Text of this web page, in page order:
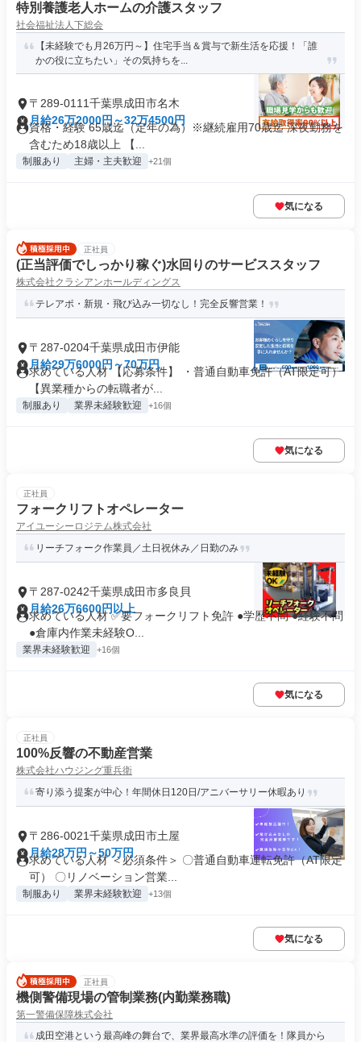
特別養護老人ホームの介護スタッフ
社会福祉法人下総会
【未経験でも月26万円～】住宅手当＆賞与で新生活を応援！「誰
かの役に立ちたい」その気持ちを...
〒289-0111千葉県成田市名木
月給26万2000円～32万4500円
資格・経験 65歳迄（定年の為）※継続雇用70歳迄 深夜勤務を
含むため18歳以上 【...
制服あり 主婦・主夫歓迎 +21個
気になる
正社員
(正当評価でしっかり稼ぐ)水回りのサービススタッフ
株式会社クラシアンホールディングス
テレアポ・新規・飛び込み一切なし！完全反響営業！
〒287-0204千葉県成田市伊能
月給29万6000円～70万円
求めている人材 【応募条件】 ・普通自動車免許（AT限定可）
【異業種からの転職者が...
制服あり 業界未経験歓迎 +16個
気になる
正社員
フォークリフトオペレーター
アイユーシーロジテム株式会社
リーチフォーク作業員／土日祝休み／日勤のみ
〒287-0242千葉県成田市多良貝
月給26万6600円以上
求めている人材 ✅要フォークリフト免許 ●学歴不問 ●経験不問
●倉庫内作業未経験O...
業界未経験歓迎 +16個
気になる
正社員
100%反響の不動産営業
株式会社ハウジング重兵衛
寄り添う提案が中心！年間休日120日/アニバーサリー休暇あり
〒286-0021千葉県成田市土屋
月給28万円～50万円
求めている人材 ＜必須条件＞ 〇普通自動車運転免許（AT限定
可） 〇リノベーション営業...
制服あり 業界未経験歓迎 +13個
気になる
正社員
機側警備現場の管制業務(内勤業務職)
第一警備保障株式会社
成田空港という最高峰の舞台で、業界最高水準の評価を！隊員から